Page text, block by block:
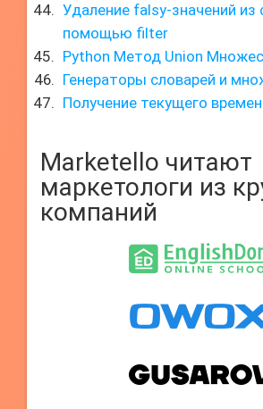
Удаление falsy-значений из
помощью filter
Python Метод Union
Генераторы словарей и
Получение текущего
Marketello читают
маркетологи из
компаний